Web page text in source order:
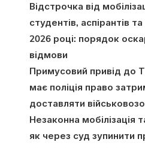
Відстрочка від
студентів, аспірантів
2026 році: порядок
відмови
Примусовий привід до
має поліція право
доставляти
Незаконна мобілізація
як через суд зупинити